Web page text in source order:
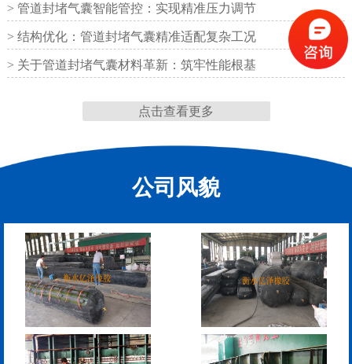
缝
缝
RG型桥梁伸缩缝
D40、60、80型桥梁伸
> 管道封堵气囊智能管控：实现精准压力调节
> 结构优化：管道封堵气囊精准适配复杂工况
> 关于管道封堵气囊材料革新：筑牢性能根基
点击查看更多
公司风貌